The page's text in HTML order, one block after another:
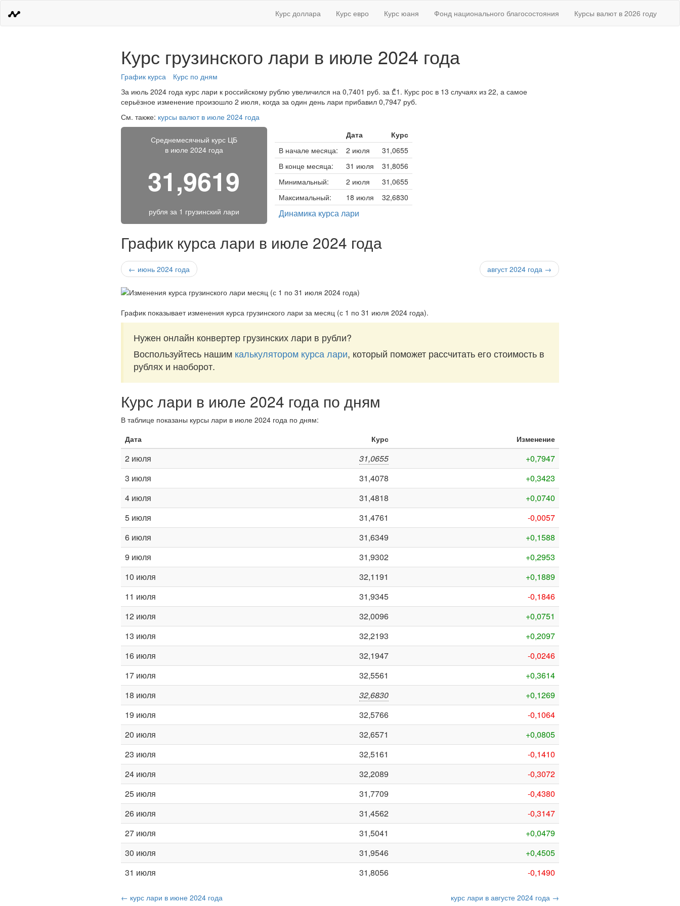
Курс доллара Курс евро Курс юаня Фонд национального благосостояния Курсы валют в 2026 году
Курс грузинского лари в июле 2024 года
График курса
Курс по дням
За июль 2024 года курс лари к российскому рублю увеличился на 0,7401 руб. за ₾1. Курс рос в 13 случаях из 22, а самое
серьёзное изменение произошло 2 июля, когда за один день лари прибавил 0,7947 руб.
См. также: курсы валют в июле 2024 года
Среднемесячный курс ЦБ
в июле 2024 года
31,9619
рубля за 1 грузинский лари
Дата
Курс
В начале месяца:
2 июля
31,0655
В конце месяца:
31 июля
31,8056
Минимальный:
2 июля
31,0655
Максимальный:
18 июля 32,6830
Динамика курса лари
График курса лари в июле 2024 года
← июнь 2024 года август 2024 года →
График показывает изменения курса грузинского лари за месяц (с 1 по 31 июля 2024 года).
Нужен онлайн конвертер грузинских лари в рубли?
Воспользуйтесь нашим калькулятором курса лари, который поможет рассчитать его стоимость в
рублях и наоборот.
Курс лари в июле 2024 года по дням
В таблице показаны курсы лари в июле 2024 года по дням:
Дата
Курс Изменение
2 июля 31,0655
+0,7947
3 июля
31,4078
+0,3423
4 июля
31,4818
+0,0740
5 июля
31,4761
-0,0057
6 июля
31,6349
+0,1588
9 июля
31,9302
+0,2953
10 июля
32,1191
+0,1889
11 июля
31,9345
-0,1846
12 июля
32,0096
+0,0751
13 июля
32,2193
+0,2097
16 июля
32,1947
-0,0246
17 июля
32,5561
+0,3614
18 июля
32,6830
+0,1269
19 июля
32,5766
-0,1064
20 июля
32,6571
+0,0805
23 июля
32,5161
-0,1410
24 июля
32,2089
-0,3072
25 июля
31,7709
-0,4380
26 июля
31,4562
-0,3147
27 июля
31,5041
+0,0479
30 июля
31,9546
+0,4505
31 июля
31,8056 -0,1490
← курс лари в июне 2024 года курс лари в августе 2024 года →